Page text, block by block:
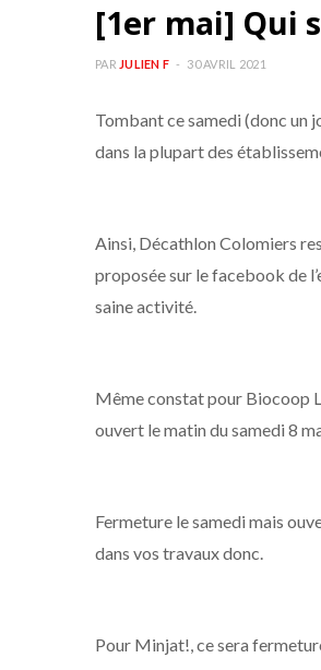
[1er mai] Qui
PAR JULIEN F 30 AVRIL 2021
Tombant ce samedi (donc un
dans la plupart des
Ainsi, Décathlon Colomiers
proposée sur le facebook de
saine activité.
Même constat pour Biocoop
ouvert le matin du samedi 8
Fermeture le samedi mais
dans vos travaux donc.
Pour Minjat!, ce sera